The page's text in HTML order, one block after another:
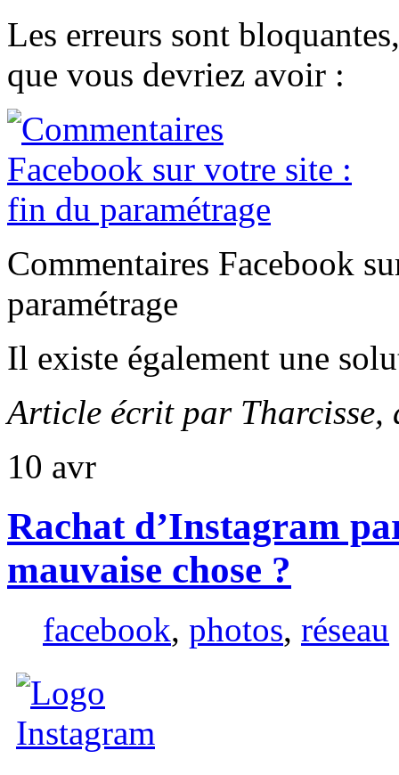
Les erreurs sont
que vous devriez avoir :
Commentaires Facebook
paramétrage
Il existe également une
Article écrit par Tharcisse,
10 avr
Rachat d’Instagram
mauvaise chose ?
facebook, photos, réseau